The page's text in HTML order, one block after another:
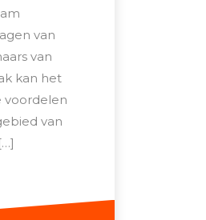
van
van
kan het
voordelen
van